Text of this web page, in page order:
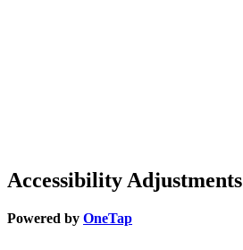
Accessibility Adjustments
Powered by OneTap